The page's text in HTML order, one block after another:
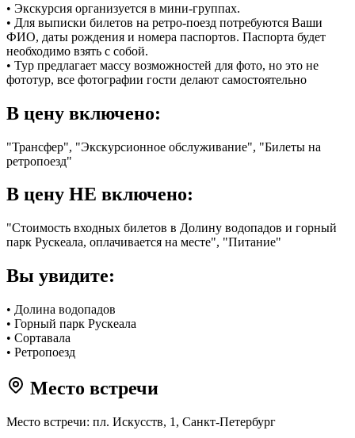
• Экскурсия организуется в мини-группах.
• Для выписки билетов на ретро-поезд потребуются Ваши
ФИО, даты рождения и номера паспортов. Паспорта будет
необходимо взять с собой.
• Тур предлагает массу возможностей для фото, но это не
фототур, все фотографии гости делают самостоятельно
В цену включено:
"Трансфер", "Экскурсионное обслуживание", "Билеты на
ретропоезд"
В цену НЕ включено:
"Стоимость входных билетов в Долину водопадов и горный
парк Рускеала, оплачивается на месте", "Питание"
Вы увидите:
• Долина водопадов
• Горный парк Рускеала
• Сортавала
• Ретропоезд
Место встречи
Место встречи: пл. Искусств, 1, Санкт-Петербург